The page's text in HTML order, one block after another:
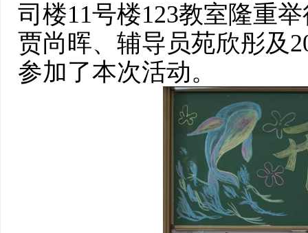
司楼11号楼123教室隆重
贾尚晖、辅导员苑欣彤及
参加了本次活动。